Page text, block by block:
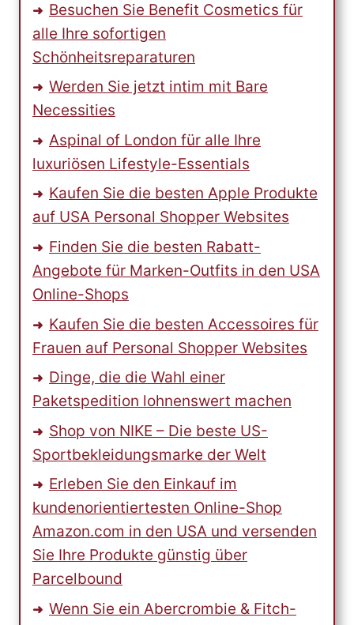
Besuchen Sie Benefit Cosmetics für
alle Ihre sofortigen
Schönheitsreparaturen
Werden Sie jetzt intim mit Bare
Necessities
Aspinal of London für alle Ihre
luxuriösen Lifestyle-Essentials
Kaufen Sie die besten Apple Produkte
auf USA Personal Shopper Websites
Finden Sie die besten Rabatt-
Angebote für Marken-Outfits in den USA
Online-Shops
Kaufen Sie die besten Accessoires für
Frauen auf Personal Shopper Websites
Dinge, die die Wahl einer
Paketspedition lohnenswert machen
Shop von NIKE – Die beste US-
Sportbekleidungsmarke der Welt
Erleben Sie den Einkauf im
kundenorientiertesten Online-Shop
Amazon.com in den USA und versenden
Sie Ihre Produkte günstig über
Parcelbound
Wenn Sie ein Abercrombie & Fitch-